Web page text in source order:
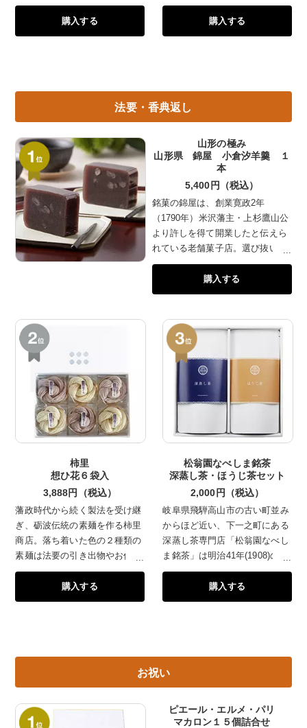
カットしたフルーツを、もちっ
としたゼリーに包みました。ま
るでフルーツを食べているかの
購入する
選び抜かれた素材を丹念に仕込
んで作られたこだわりのグルメ
をご堪能ください。
購入する
法要・香典返し
山形の極み
山形県 錦屋 小倉汐羊羹 １
本
5,400円（税込）
銘菓の錦屋は、創業寛政2年
（1790年）米沢藩主・上杉鷹山公
より許しを得て開業したと伝えら
れている老舗菓子店。選び抜いた
北海道産小豆を使用したこだわり
の皮むき餡に、純度の高い「白双
糖」を加え、長野県産の寒天を山
道大納言をやわらかく炊き込んで
練りあげました。
購入する
柿里
想ひ花６袋入
3,888円（税込）
藩政時代から続く製法を受け継
ぎ、砺波伝統の素麺を作る柿里
商店。落ち着いた色の２種類の
素麺は法要の引き出物やお仏
前、ご霊前へのお返しなどにお
使いいただけます。
購入する
松翁園なべしま銘茶
深蒸し茶・ほうじ茶セット
2,000円（税込）
岐阜県飛騨高山市の古い町並み
からほど近い、下一之町にある
深蒸し茶専門店「松翁園なべし
ま銘茶」は明治41年(1908)の創
業以来、選りすぐりの茶葉を用
いてまろやかさの中にも旨みと
渋みが感じられるお茶を提供し
したほうじ茶は渋味が少なく香
購入する
お祝い
ピエール・エルメ・パリ
マカロン１５個詰合せ